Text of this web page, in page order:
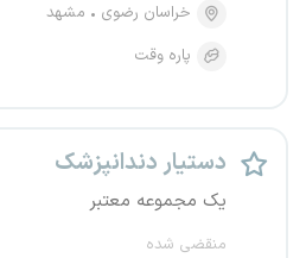
خراسان رضوی
مشهد
پاره وقت
دستیار دندانپزشک
یک مجموعه معتبر
منقضی شده